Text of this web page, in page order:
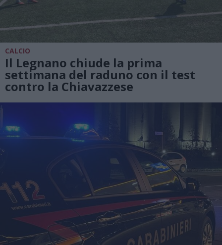
CALCIO
Il Legnano chiude la prima
settimana del raduno con il test
contro la Chiavazzese